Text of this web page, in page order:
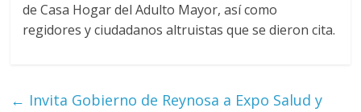
de Casa Hogar del Adulto Mayor, así como
regidores y ciudadanos altruistas que se dieron cita.
← Invita Gobierno de Reynosa a Expo Salud y